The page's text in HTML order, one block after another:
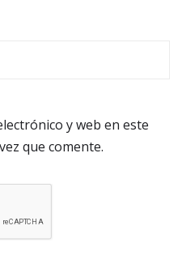
y web en este
que comente.